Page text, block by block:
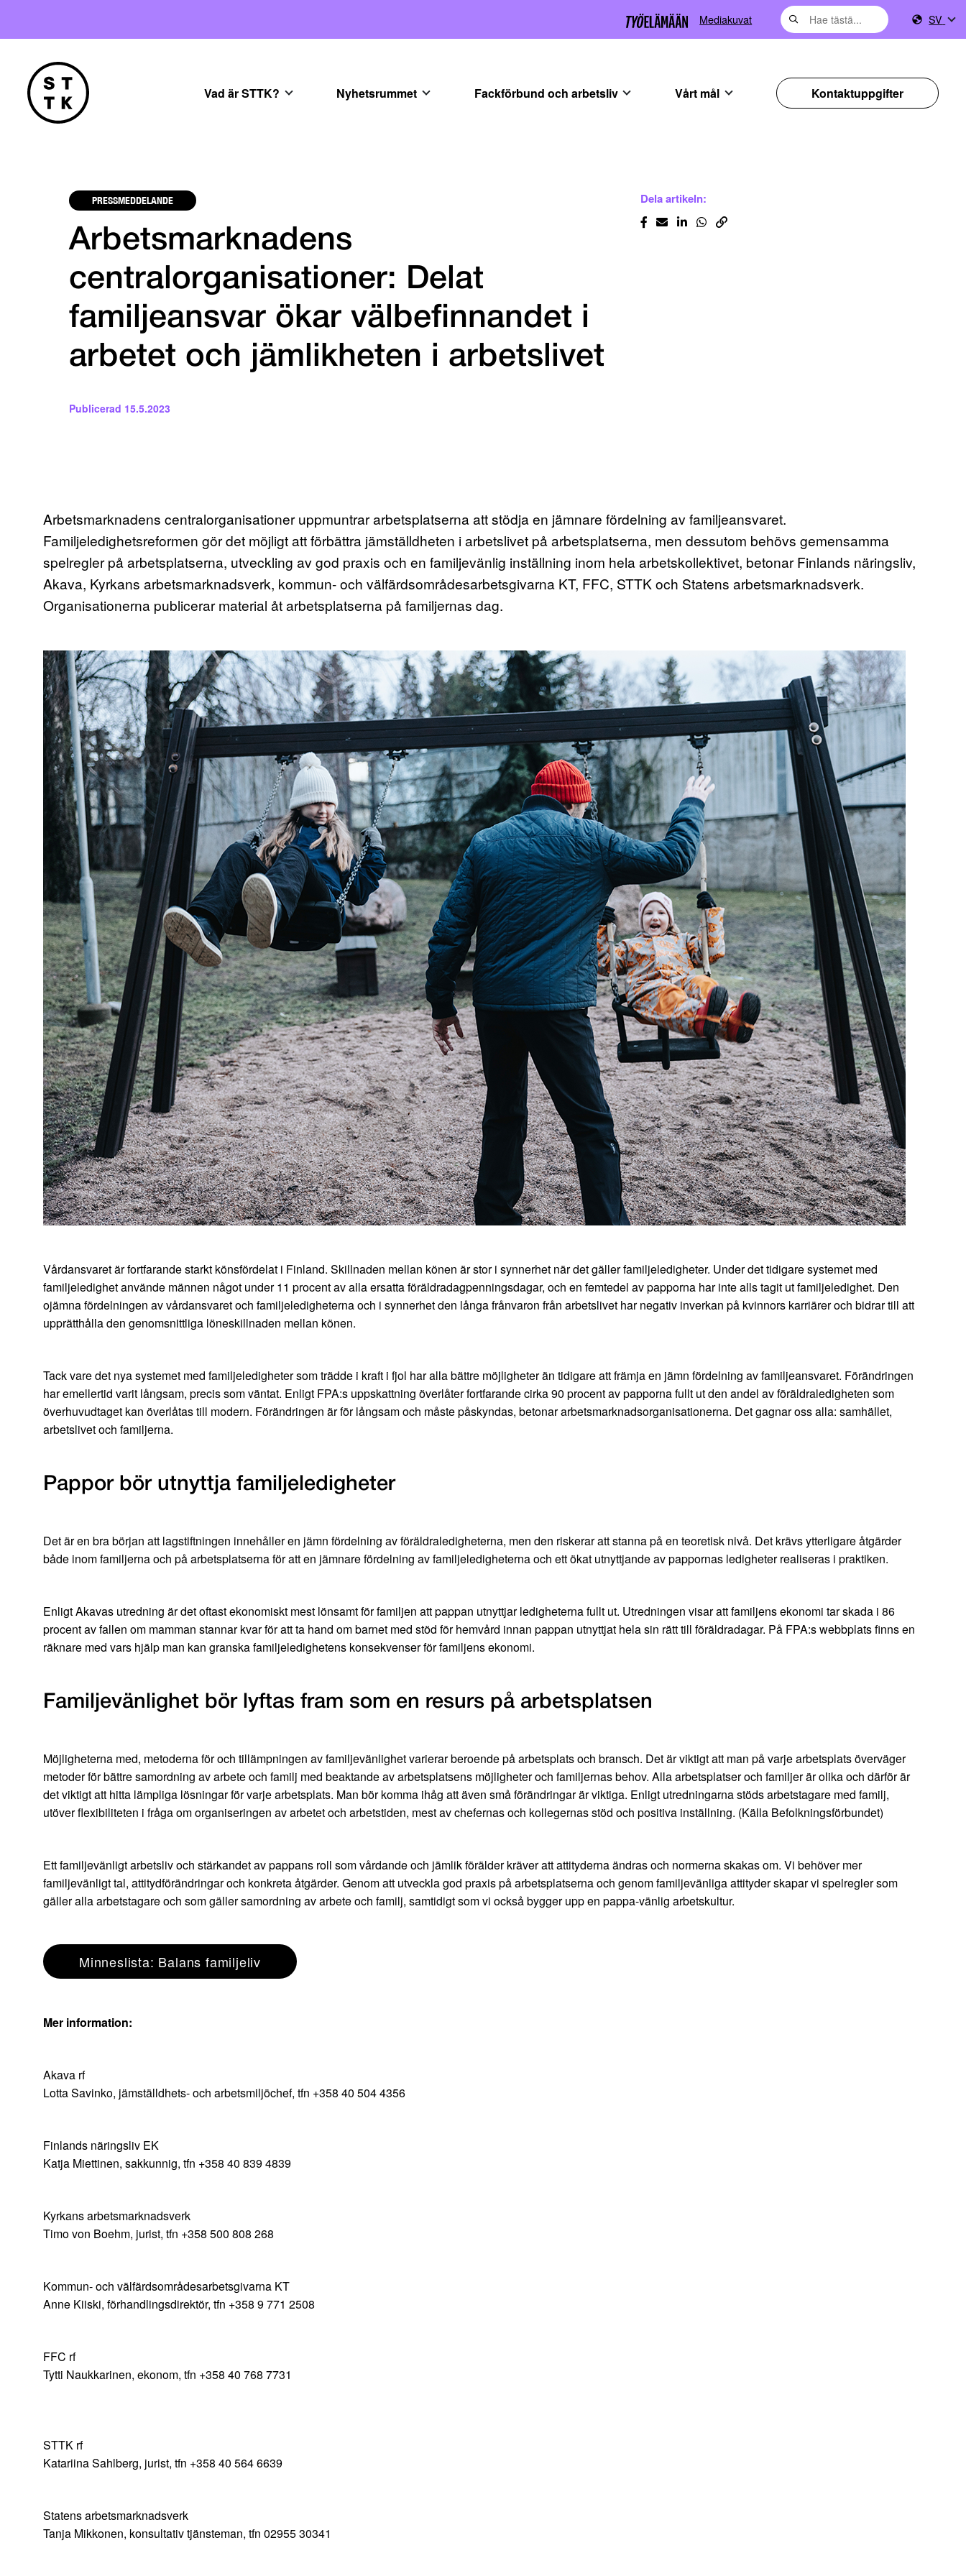
Mediakuvat SV
Vad är STTK? Nyhetsrummet Fackförbund och arbetsliv Vårt mål Kontaktuppgifter
PRESSMEDDELANDE
Arbetsmarknadens
centralorganisationer: Delat
familjeansvar ökar välbefinnandet i
arbetet och jämlikheten i arbetslivet
Publicerad 15.5.2023
Dela artikeln:
Arbetsmarknadens centralorganisationer uppmuntrar arbetsplatserna att stödja en jämnare fördelning av familjeansvaret.
Familjeledighetsreformen gör det möjligt att förbättra jämställdheten i arbetslivet på arbetsplatserna, men dessutom behövs gemensamma
spelregler på arbetsplatserna, utveckling av god praxis och en familjevänlig inställning inom hela arbetskollektivet, betonar Finlands näringsliv,
Akava, Kyrkans arbetsmarknadsverk, kommun- och välfärdsområdesarbetsgivarna KT, FFC, STTK och Statens arbetsmarknadsverk.
Organisationerna publicerar material åt arbetsplatserna på familjernas dag.
Vårdansvaret är fortfarande starkt könsfördelat i Finland. Skillnaden mellan könen är stor i synnerhet när det gäller familjeledigheter. Under det tidigare systemet med
familjeledighet använde männen något under 11 procent av alla ersatta föräldradagpenningsdagar, och en femtedel av papporna har inte alls tagit ut familjeledighet. Den
ojämna fördelningen av vårdansvaret och familjeledigheterna och i synnerhet den långa frånvaron från arbetslivet har negativ inverkan på kvinnors karriärer och bidrar till att
upprätthålla den genomsnittliga löneskillnaden mellan könen.
Tack vare det nya systemet med familjeledigheter som trädde i kraft i fjol har alla bättre möjligheter än tidigare att främja en jämn fördelning av familjeansvaret. Förändringen
har emellertid varit långsam, precis som väntat. Enligt FPA:s uppskattning överlåter fortfarande cirka 90 procent av papporna fullt ut den andel av föräldraledigheten som
överhuvudtaget kan överlåtas till modern. Förändringen är för långsam och måste påskyndas, betonar arbetsmarknadsorganisationerna. Det gagnar oss alla: samhället,
arbetslivet och familjerna.
Pappor bör utnyttja familjeledigheter
Det är en bra början att lagstiftningen innehåller en jämn fördelning av föräldraledigheterna, men den riskerar att stanna på en teoretisk nivå. Det krävs ytterligare åtgärder
både inom familjerna och på arbetsplatserna för att en jämnare fördelning av familjeledigheterna och ett ökat utnyttjande av pappornas ledigheter realiseras i praktiken.
Enligt Akavas utredning är det oftast ekonomiskt mest lönsamt för familjen att pappan utnyttjar ledigheterna fullt ut. Utredningen visar att familjens ekonomi tar skada i 86
procent av fallen om mamman stannar kvar för att ta hand om barnet med stöd för hemvård innan pappan utnyttjat hela sin rätt till föräldradagar. På FPA:s webbplats finns en
räknare med vars hjälp man kan granska familjeledighetens konsekvenser för familjens ekonomi.
Familjevänlighet bör lyftas fram som en resurs på arbetsplatsen
Möjligheterna med, metoderna för och tillämpningen av familjevänlighet varierar beroende på arbetsplats och bransch. Det är viktigt att man på varje arbetsplats överväger
metoder för bättre samordning av arbete och familj med beaktande av arbetsplatsens möjligheter och familjernas behov. Alla arbetsplatser och familjer är olika och därför är
det viktigt att hitta lämpliga lösningar för varje arbetsplats. Man bör komma ihåg att även små förändringar är viktiga. Enligt utredningarna stöds arbetstagare med familj,
utöver flexibiliteten i fråga om organiseringen av arbetet och arbetstiden, mest av chefernas och kollegernas stöd och positiva inställning. (Källa Befolkningsförbundet)
Ett familjevänligt arbetsliv och stärkandet av pappans roll som vårdande och jämlik förälder kräver att attityderna ändras och normerna skakas om. Vi behöver mer
familjevänligt tal, attitydförändringar och konkreta åtgärder. Genom att utveckla god praxis på arbetsplatserna och genom familjevänliga attityder skapar vi spelregler som
gäller alla arbetstagare och som gäller samordning av arbete och familj, samtidigt som vi också bygger upp en pappa-vänlig arbetskultur.
Minneslista: Balans familjeliv
Mer information:
Akava rf
Lotta Savinko, jämställdhets- och arbetsmiljöchef, tfn +358 40 504 4356
Finlands näringsliv EK
Katja Miettinen, sakkunnig, tfn +358 40 839 4839
Kyrkans arbetsmarknadsverk
Timo von Boehm, jurist, tfn +358 500 808 268
Kommun- och välfärdsområdesarbetsgivarna KT
Anne Kiiski, förhandlingsdirektör, tfn +358 9 771 2508
FFC rf
Tytti Naukkarinen, ekonom, tfn +358 40 768 7731
STTK rf
Katariina Sahlberg, jurist, tfn +358 40 564 6639
Statens arbetsmarknadsverk
Tanja Mikkonen, konsultativ tjänsteman, tfn 02955 30341